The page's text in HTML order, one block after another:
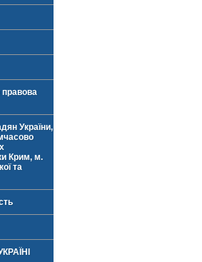
правова
України,
Крим, м.
та